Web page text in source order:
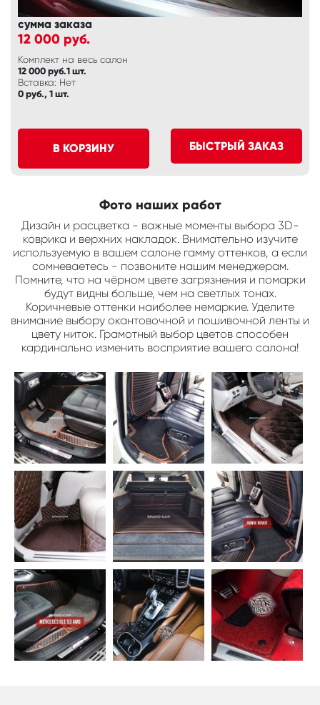
сумма заказа
12 000 руб.
Комплект на весь салон
12 000 руб.1 шт.
Вставка: Нет
0 руб., 1 шт.
В КОРЗИНУ БЫСТРЫЙ ЗАКАЗ
Фото наших работ
Дизайн и расцветка - важные моменты выбора 3D-
коврика и верхних накладок. Внимательно изучите
используемую в вашем салоне гамму оттенков, а если
сомневаетесь - позвоните нашим менеджерам.
Помните, что на чёрном цвете загрязнения и помарки
будут видны больше, чем на светлых тонах.
Коричневые оттенки наиболее немаркие. Уделите
внимание выбору окантовочной и пошивочной ленты и
цвету ниток. Грамотный выбор цветов способен
кардинально изменить восприятие вашего салона!